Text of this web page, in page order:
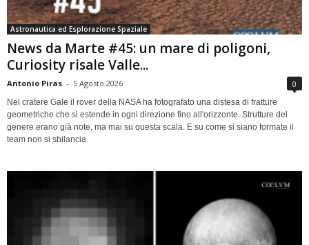
Astronautica ed Esplorazione Spaziale
News da Marte #45: un mare di poligoni,
Curiosity risale Valle...
Antonio Piras - 5 Agosto 2026 0
Nel cratere Gale il rover della NASA ha fotografato una distesa di fratture
geometriche che si estende in ogni direzione fino all'orizzonte. Strutture del
genere erano già note, ma mai su questa scala. E su come si siano formate il
team non si sbilancia.